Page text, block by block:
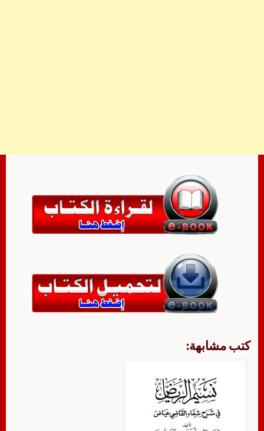
كتب مشابهة: